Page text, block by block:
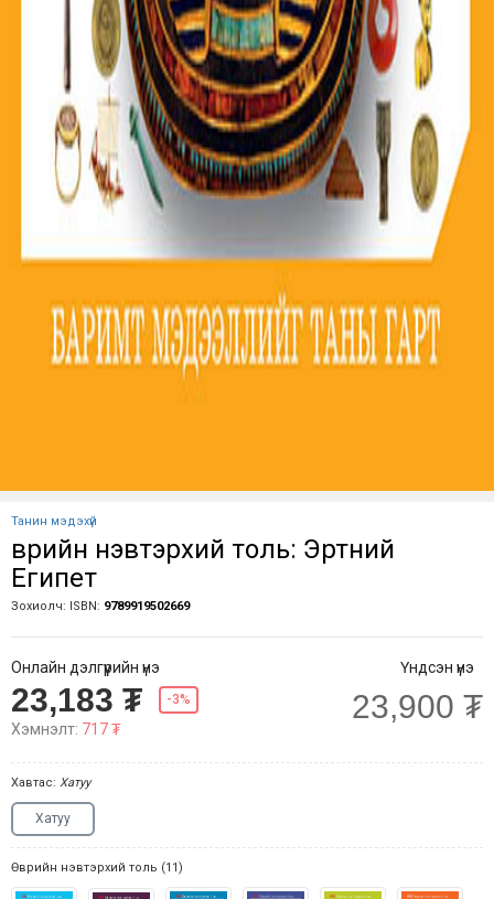
Танин мэдэхүй
Өврийн нэвтэрхий толь: Эртний
Египет
Зохиолч: ISBN: 9789919502669
Онлайн дэлгүүрийн үнэ
23,183 ₮ -3%
Хэмнэлт: 717 ₮
Үндсэн үнэ
23,900 ₮
Хавтас: Хатуу
Хатуу
Өврийн нэвтэрхий толь (11)